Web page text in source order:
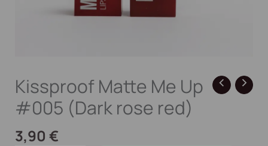
Kissproof Matte Me Up
#005 (Dark rose red)
3,90 €